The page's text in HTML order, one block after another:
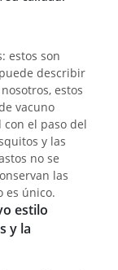
estos son
describir
estos
vacuno
el paso del
y las
no se
las
es único.
estilo
y la